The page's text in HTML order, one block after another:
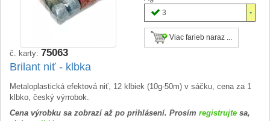
3
Viac farieb naraz ...
č. karty: 75063
Brilant niť - klbka
Metaloplastická efektová niť, 12 klbiek (10g-50m) v sáčku, cena za 1
klbko, český výrrobok.
Cena výrobku sa zobrazí až po prihlásení. Prosím registrujte sa,